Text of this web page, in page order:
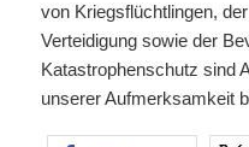
von Kriegsflüchtlingen,
Verteidigung sowie der
Katastrophenschutz sind
unserer Aufmerksamkeit